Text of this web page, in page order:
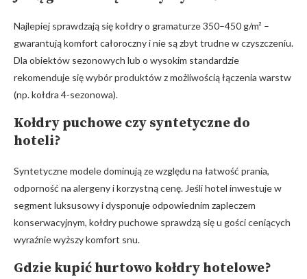
Najlepiej sprawdzają się kołdry o gramaturze 350–450 g/m² –
gwarantują komfort całoroczny i nie są zbyt trudne w czyszczeniu.
Dla obiektów sezonowych lub o wysokim standardzie
rekomenduje się wybór produktów z możliwością łączenia warstw
(np. kołdra 4-sezonowa).
Kołdry puchowe czy syntetyczne do
hoteli?
Syntetyczne modele dominują ze względu na łatwość prania,
odporność na alergeny i korzystną cenę. Jeśli hotel inwestuje w
segment luksusowy i dysponuje odpowiednim zapleczem
konserwacyjnym, kołdry puchowe sprawdzą się u gości ceniących
wyraźnie wyższy komfort snu.
Gdzie kupić hurtowo kołdry hotelowe?